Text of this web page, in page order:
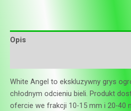
Opis
White Angel to ekskluzywny grys
chłodnym odcieniu bieli. Produkt
ofercie we frakcji 10-15 mm i 20-40